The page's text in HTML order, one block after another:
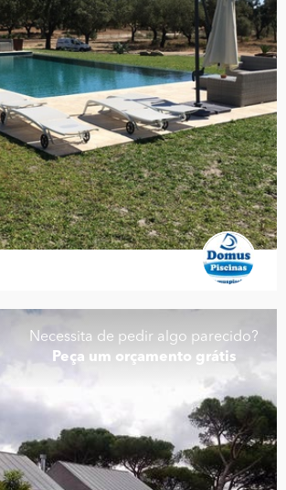
Necessita de pedir algo parecido?
Peça um orçamento grátis